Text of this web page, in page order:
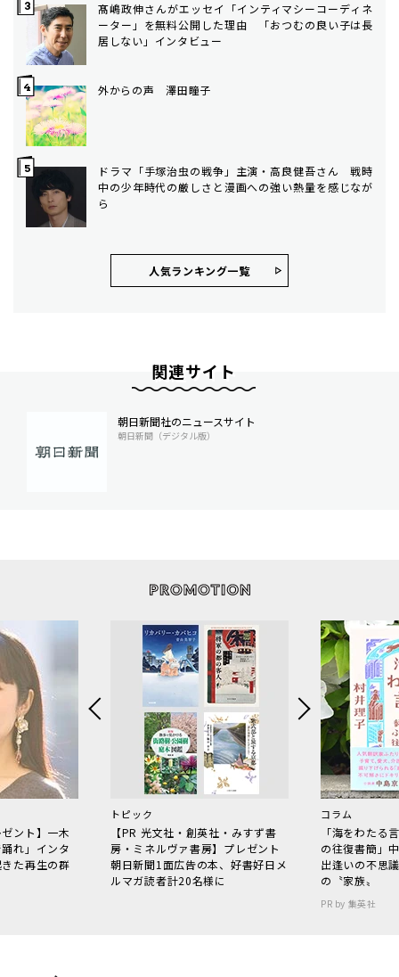
髙嶋政伸さんがエッセイ「インティマシーコーディネ
ーター」を無料公開した理由 「おつむの良い子は長
居しない」インタビュー
外からの声 澤田瞳子
ドラマ「手塚治虫の戦争」主演・高良健吾さん 戦時
中の少年時代の厳しさと漫画への強い熱量を感じなが
ら
人気ランキング⼀覧
関連サイト
朝日新聞社のニュースサイト
朝日新聞（デジタル版）
ント】一木
れ」インタ
た再生の群
トピック
【PR 光文社・創英社・みすず書
房・ミネルヴァ書房】プレゼント
朝日新聞1面広告の本、好書好日メ
ルマガ読者計20名様に
コラム
「海をわた
の往復書簡」
出逢いの不思
の〝家族〟
PR by 集英社